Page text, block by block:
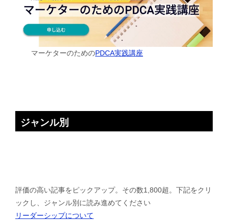
マーケターのためのPDCA実践講座
ジャンル別
評価の高い記事をピックアップ。その数1,800超。下記をクリ
ックし、ジャンル別に読み進めてください
リーダーシップについて